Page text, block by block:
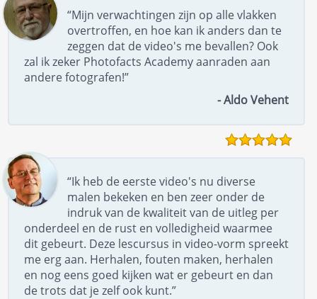
“Mijn verwachtingen zijn op alle vlakken
overtroffen, en hoe kan ik anders dan te
zeggen dat de video's me bevallen? Ook
zal ik zeker Photofacts Academy aanraden aan
andere fotografen!”
- Aldo Vehent
“Ik heb de eerste video's nu diverse
malen bekeken en ben zeer onder de
indruk van de kwaliteit van de uitleg per
onderdeel en de rust en volledigheid waarmee
dit gebeurt. Deze lescursus in video-vorm spreekt
me erg aan. Herhalen, fouten maken, herhalen
en nog eens goed kijken wat er gebeurt en dan
de trots dat je zelf ook kunt.”